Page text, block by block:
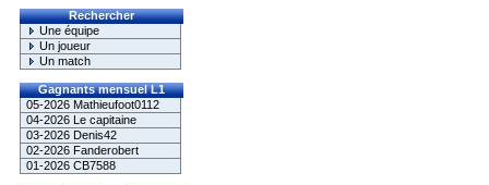
Rechercher
Une équipe
Un joueur
Un match
Gagnants mensuel L1
05-2026 Mathieufoot0112
04-2026 Le capitaine
03-2026 Denis42
02-2026 Fanderobert
01-2026 CB7588